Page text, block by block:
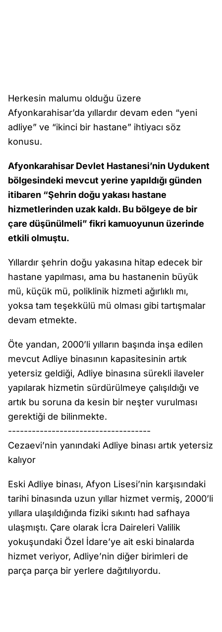
Herkesin malumu olduğu üzere
Afyonkarahisar’da yıllardır devam eden “yeni
adliye” ve “ikinci bir hastane” ihtiyacı söz
konusu.
Afyonkarahisar Devlet Hastanesi’nin Uydukent
bölgesindeki mevcut yerine yapıldığı günden
itibaren “Şehrin doğu yakası hastane
hizmetlerinden uzak kaldı. Bu bölgeye de bir
çare düşünülmeli” fikri kamuoyunun üzerinde
etkili olmuştu.
Yıllardır şehrin doğu yakasına hitap edecek bir
hastane yapılması, ama bu hastanenin büyük
mü, küçük mü, poliklinik hizmeti ağırlıklı mı,
yoksa tam teşekkülü mü olması gibi tartışmalar
devam etmekte.
Öte yandan, 2000’li yılların başında inşa edilen
mevcut Adliye binasının kapasitesinin artık
yetersiz geldiği, Adliye binasına sürekli ilaveler
yapılarak hizmetin sürdürülmeye çalışıldığı ve
artık bu soruna da kesin bir neşter vurulması
gerektiği de bilinmekte.
------------------------------------
Cezaevi’nin yanındaki Adliye binası artık yetersiz
kalıyor
Eski Adliye binası, Afyon Lisesi’nin karşısındaki
tarihi binasında uzun yıllar hizmet vermiş, 2000’li
yıllara ulaşıldığında fiziki sıkıntı had safhaya
ulaşmıştı. Çare olarak İcra Daireleri Valilik
yokuşundaki Özel İdare’ye ait eski binalarda
hizmet veriyor, Adliye’nin diğer birimleri de
parça parça bir yerlere dağıtılıyordu.